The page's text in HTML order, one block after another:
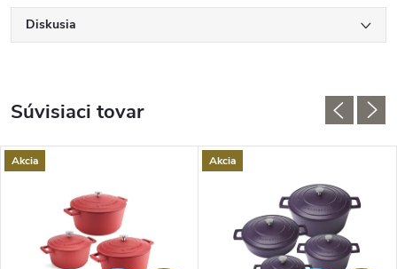
Diskusia
Súvisiaci tovar
Akcia Akcia